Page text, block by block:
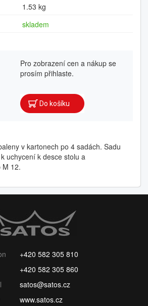
1.53 kg
skladem
Pro zobrazení cen a nákup se
prosím přihlaste.
v kartonech po 4 sadách. Sadu
uchycení k desce stolu a
M 12.
+420 582 305 810
+420 582 305 860
satos@satos.cz
www.satos.cz